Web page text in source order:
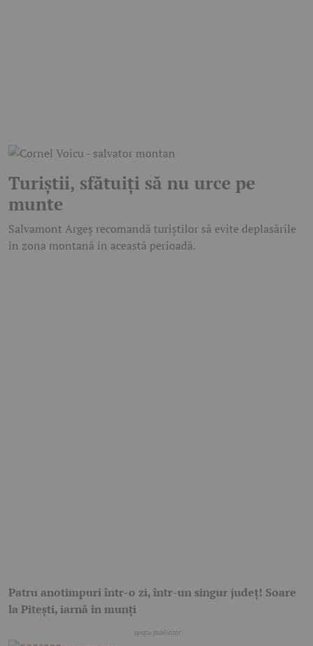
Turiștii, sfătuiți să nu urce pe
munte
Salvamont Argeș recomandă turiștilor să evite deplasările
în zona montană în această perioadă.
Patru anotimpuri într-o zi, într-un singur județ! Soare
la Pitești, iarnă în munți